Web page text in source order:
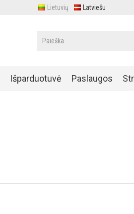
Lietuvių Latviešu
Išparduotuvė Paslaugos